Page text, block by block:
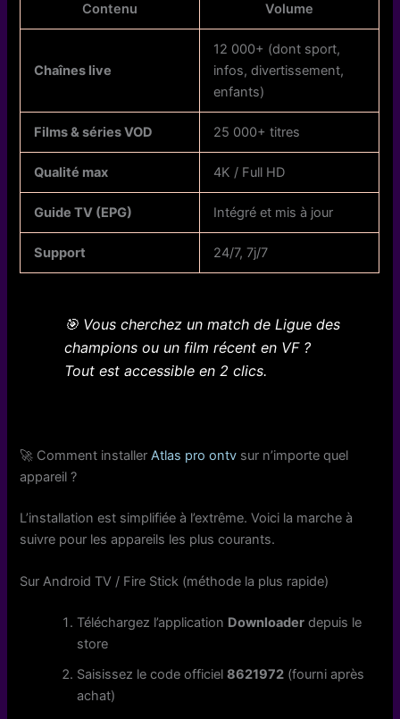
Contenu Volume
Chaînes live
12 000+ (dont sport,
infos, divertissement,
enfants)
Films & séries VOD 25 000+ titres
Qualité max 4K / Full HD
Guide TV (EPG) Intégré et mis à jour
Support 24/7, 7j/7
🎯 Vous cherchez un match de Ligue des
champions ou un film récent en VF ?
Tout est accessible en 2 clics.
🚀 Comment installerAtlas pro ontv sur n’importe quel
appareil ?
L’installation est simplifiée à l’extrême. Voici la marche à
suivre pour les appareils les plus courants.
Sur Android TV / Fire Stick (méthode la plus rapide)
Téléchargez l’application Downloader depuis le
store
Saisissez le code officiel8621972 (fourni après
achat)